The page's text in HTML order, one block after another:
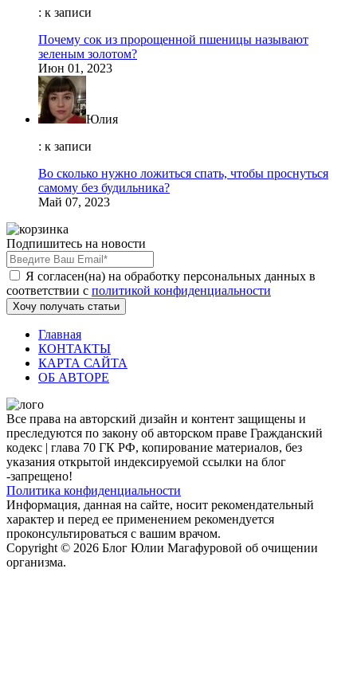
: к записи
Почему сок из пророщенной пшеницы называют
зеленым золотом?
Июн 01, 2023
Юлия
: к записи
Во сколько нужно ложиться спать, чтобы проснуться
самому без будильника?
Май 07, 2023
Подпишитесь на новости
Я согласен(на) на обработку персональных данных в
соответствии с политикой конфиденциальности
Хочу получать статьи
Главная
КОНТАКТЫ
КАРТА САЙТА
ОБ АВТОРЕ
Все права на авторский дизайн и контент защищены и
преследуются по закону об авторском праве Гражданский
кодекс | глава 70 ГК РФ, копирование материалов, без
указания открытой индексируемой ссылки на блог
-запрещено!
Политика конфиденциальности
Информация, данная на сайте, носит рекомендательный
характер и перед ее применением рекомендуется
проконсультироваться с вашим врачом.
Copyright © 2026 Блог Юлии Магафуровой об очищении
организма.